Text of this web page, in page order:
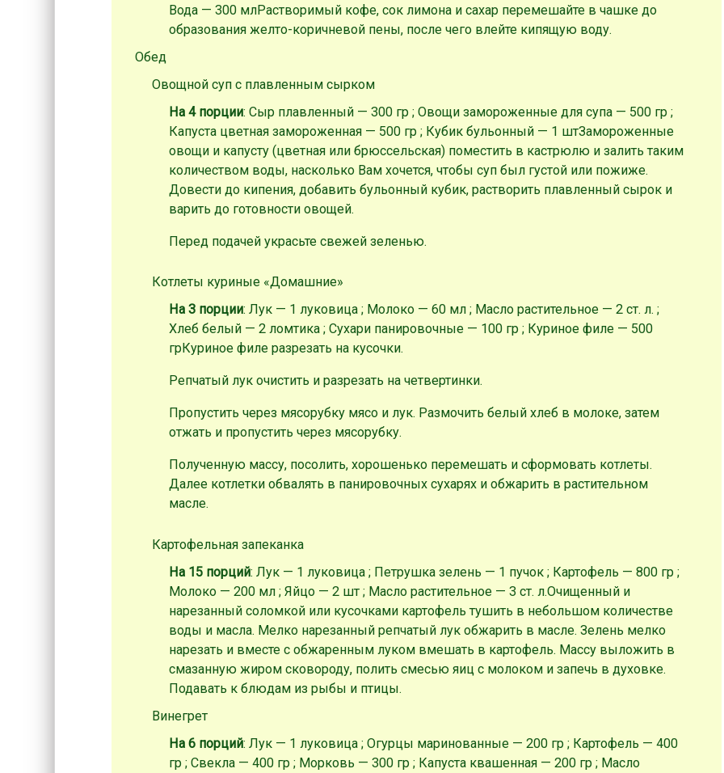
Вода — 300 млРастворимый кофе, сок лимона и сахар перемешайте в чашке до
образования желто-коричневой пены, после чего влейте кипящую воду.
Обед
Овощной суп с плавленным сырком
На 4 порции: Сыр плавленный — 300 гр ; Овощи замороженные для супа — 500 гр ;
Капуста цветная замороженная — 500 гр ; Кубик бульонный — 1 штЗамороженные
овощи и капусту (цветная или брюссельская) поместить в кастрюлю и залить таким
количеством воды, насколько Вам хочется, чтобы суп был густой или пожиже.
Довести до кипения, добавить бульонный кубик, растворить плавленный сырок и
варить до готовности овощей.
Перед подачей украсьте свежей зеленью.
Котлеты куриные «Домашние»
На 3 порции: Лук — 1 луковица ; Молоко — 60 мл ; Масло растительное — 2 ст. л. ;
Хлеб белый — 2 ломтика ; Сухари панировочные — 100 гр ; Куриное филе — 500
грКуриное филе разрезать на кусочки.
Репчатый лук очистить и разрезать на четвертинки.
Пропустить через мясорубку мясо и лук. Размочить белый хлеб в молоке, затем
отжать и пропустить через мясорубку.
Полученную массу, посолить, хорошенько перемешать и сформовать котлеты.
Далее котлетки обвалять в панировочных сухарях и обжарить в растительном
масле.
Картофельная запеканка
На 15 порций: Лук — 1 луковица ; Петрушка зелень — 1 пучок ; Картофель — 800 гр ;
Молоко — 200 мл ; Яйцо — 2 шт ; Масло растительное — 3 ст. л.Очищенный и
нарезанный соломкой или кусочками картофель тушить в небольшом количестве
воды и масла. Мелко нарезанный репчатый лук обжарить в масле. Зелень мелко
нарезать и вместе с обжаренным луком вмешать в картофель. Массу выложить в
смазанную жиром сковороду, полить смесью яиц с молоком и запечь в духовке.
Подавать к блюдам из рыбы и птицы.
Винегрет
На 6 порций: Лук — 1 луковица ; Огурцы маринованные — 200 гр ; Картофель — 400
гр ; Свекла — 400 гр ; Морковь — 300 гр ; Капуста квашенная — 200 гр ; Масло